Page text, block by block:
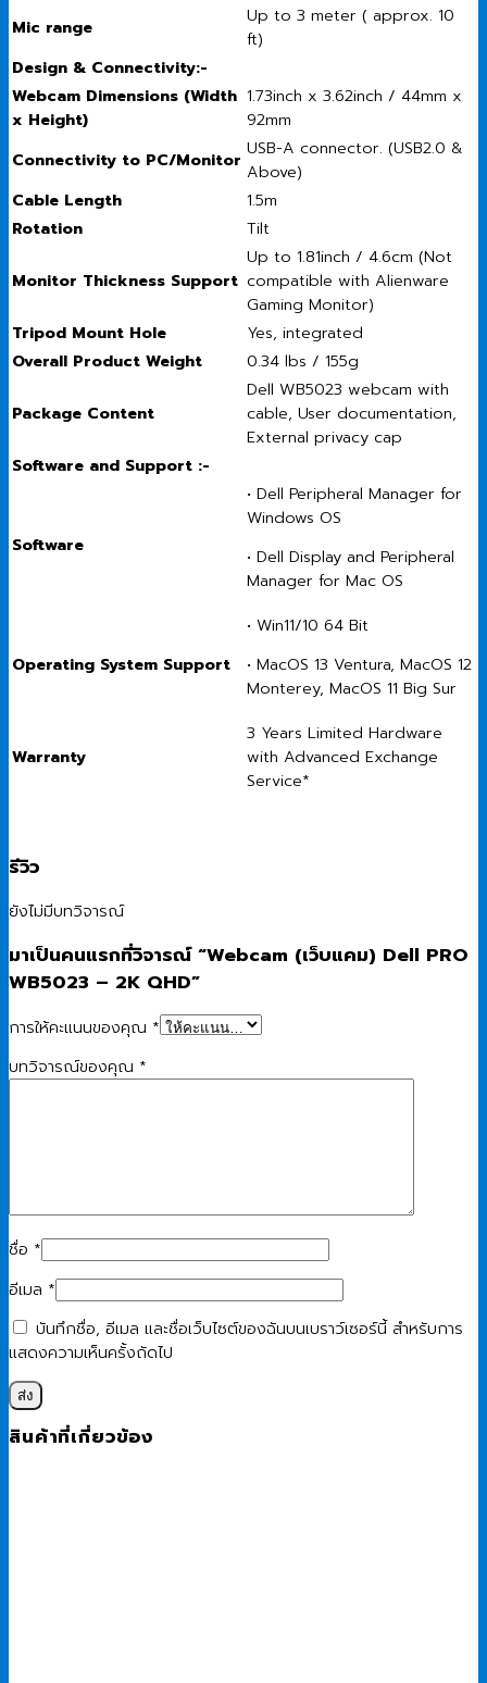
Mic range
Up to 3 meter ( approx. 10
ft)
Design & Connectivity:-
Webcam Dimensions (Width
x Height)
1.73inch x 3.62inch / 44mm x
92mm
Connectivity to PC/Monitor USB-A connector. (USB2.0 &
Above)
Cable Length
1.5m
Rotation
Tilt
Monitor Thickness Support
Up to 1.81inch / 4.6cm (Not
compatible with Alienware
Gaming Monitor)
Tripod Mount Hole
Yes, integrated
Overall Product Weight
0.34 lbs / 155g
Package Content
Dell WB5023 webcam with
cable, User documentation,
External privacy cap
Software and Support :-
Software
• Dell Peripheral Manager for
Windows OS
• Dell Display and Peripheral
Manager for Mac OS
Operating System Support
• Win11/10 64 Bit
• MacOS 13 Ventura, MacOS 12
Monterey, MacOS 11 Big Sur
Warranty
3 Years Limited Hardware
with Advanced Exchange
Service*
รีวิว
ยังไม่มีบทวิจารณ์
มาเป็นคนแรกที่วิจารณ์ “Webcam (เว็บแคม) Dell PRO
WB5023 – 2K QHD”
การให้คะแนนของคุณ *
บทวิจารณ์ของคุณ *
ชื่อ *
อีเมล *
บันทึกชื่อ, อีเมล และชื่อเว็บไซต์ของฉันบนเบราว์เซอร์นี้ สำหรับการ
แสดงความเห็นครั้งถัดไป
สินค้าที่เกี่ยวข้อง